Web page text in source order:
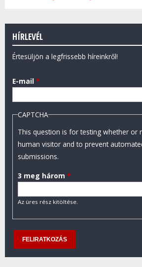
HÍRLEVÉL
Értesüljön a legfrissebb híreinkről!
E-mail *
CAPTCHA
This question is for testing whether or
human visitor and to prevent
submissions.
3 meg három *
Az üres rész kitöltése.